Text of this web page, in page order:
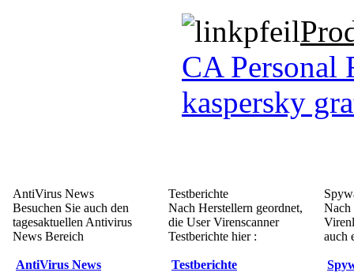
CA Personal
kaspersky
AntiVirus News
Besuchen Sie auch den
tagesaktuellen Antivirus
News Bereich
AntiVirus News
Testberichte
Nach Herstellern geordnet,
die User Virenscanner
Testberichte hier :
Testberichte
Nach
auch